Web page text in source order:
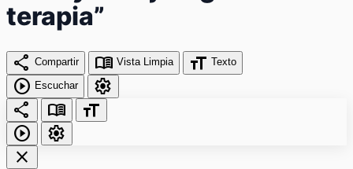
terapia”
share Compartir menu_book Vista Limpia format_size Texto
play_circle Escuchar
settings
share
menu_book
format_size
play_circle
settings
close